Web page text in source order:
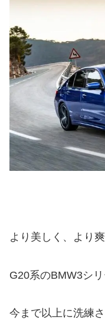
より美しく、より
G20系のBMW3シリ
今まで以上に洗練